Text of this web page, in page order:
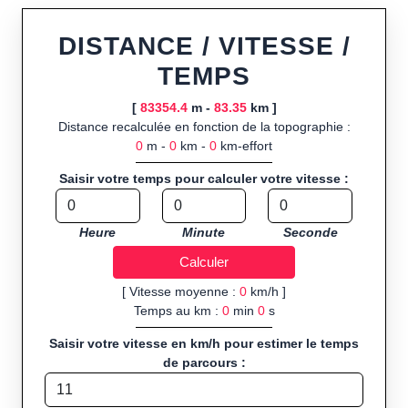
ou import de fichier GPX, calcul instantané de la distance
profil d’élévation avec options de lissage, export en trace GPX,
route GPX, KML (plat ou relief) et TCX, ainsi que calculs
Public cible :strong> sportifs de loisir et compétiteurs
préparant entraînements et parcours, organisateurs
d’événements partageant leurs itinéraires, et utilisateurs de
GPS souhaitant charger leurs trajets à l’avance.
Sports et activités disponibles :Footing (jogging), course à
pied, cyclisme (vélo), VTT, randonnée, roller et équitation.
DISTANCE / VITESSE /
TEMPS
[ 83354.4m - 83.35km ]
Distance recalculée en fonction de la topographie :
0 m - 0 km - 0 km-effort
Saisir votre temps pour calculer votre vitesse :
Heure Minute Seconde
[ Vitesse moyenne : 0 km/h ]
Temps au km : 0min 0s
Saisir votre vitesse en km/h pour estimer le temps
de parcours :